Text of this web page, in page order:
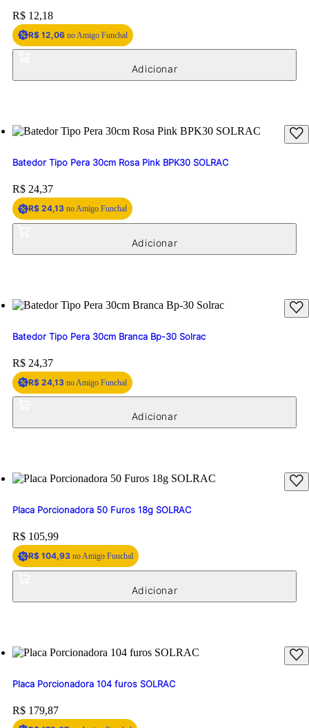
Price:
R$ 12,18
R$ 12,06 no Amigo Funchal
Batedor Tipo Pera 30cm Rosa Pink BPK30 SOLRAC
Price:
R$ 24,37
R$ 24,13 no Amigo Funchal
Batedor Tipo Pera 30cm Branca Bp-30 Solrac
Price:
R$ 24,37
R$ 24,13 no Amigo Funchal
Placa Porcionadora 50 Furos 18g SOLRAC
Price:
R$ 105,99
R$ 104,93 no Amigo Funchal
Placa Porcionadora 104 furos SOLRAC
Price:
R$ 179,87